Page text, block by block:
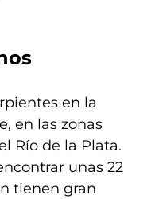
en la
en las zonas
Río de la Plata.
unas 22
tienen gran